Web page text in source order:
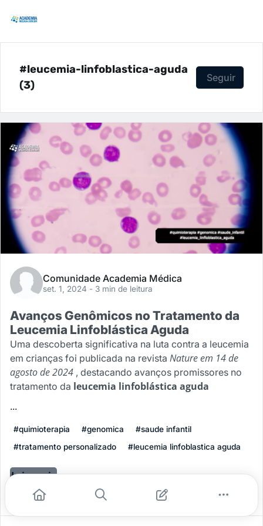
#leucemia-linfoblastica-aguda
(3)
Seguir
Comunidade Academia Médica
set. 1, 2024 - 3 min de leitura
Avanços Genômicos no Tratamento da
Leucemia Linfoblástica Aguda
Uma descoberta significativa na luta contra a leucemia
em crianças foi publicada na revista Nature em 14 de
agosto de 2024 , destacando avanços promissores no
tratamento da leucemia linfoblástica aguda
...
#quimioterapia #genomica
#saude infantil
#tratamento personalizado
#leucemia linfoblastica aguda
Leia mais